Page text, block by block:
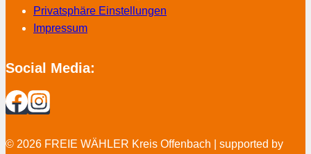
Privatsphäre Einstellungen
Impressum
Social Media:
© 2026 FREIE WÄHLER Kreis Offenbach | supported by